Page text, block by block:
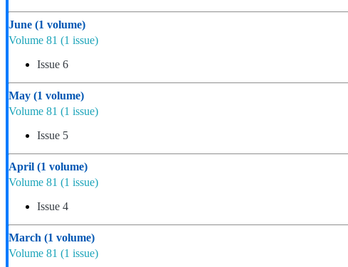
June (1 volume)
Volume 81 (1 issue)
Issue 6
May (1 volume)
Volume 81 (1 issue)
Issue 5
April (1 volume)
Volume 81 (1 issue)
Issue 4
March (1 volume)
Volume 81 (1 issue)